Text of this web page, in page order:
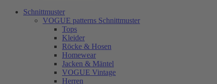
Schnittmuster
VOGUE patterns Schnittmuster
Tops
Kleider
Röcke & Hosen
Homewear
Jacken & Mäntel
VOGUE Vintage
Herren